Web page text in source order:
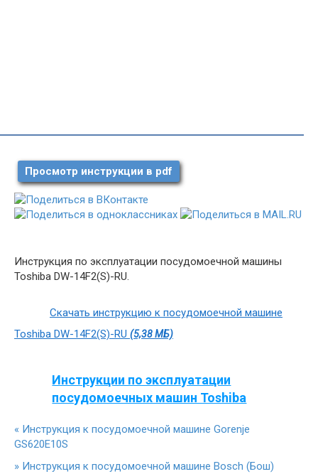
Просмотр инструкции в pdf
Инструкция по эксплуатации посудомоечной машины
Toshiba DW-14F2(S)-RU.
Скачать инструкцию к посудомоечной машине
Toshiba DW-14F2(S)-RU (5,38 МБ)
Инструкции по эксплуатации
посудомоечных машин Toshiba
« Инструкция к посудомоечной машине Gorenje
GS620E10S
» Инструкция к посудомоечной машине Bosch (Бош)